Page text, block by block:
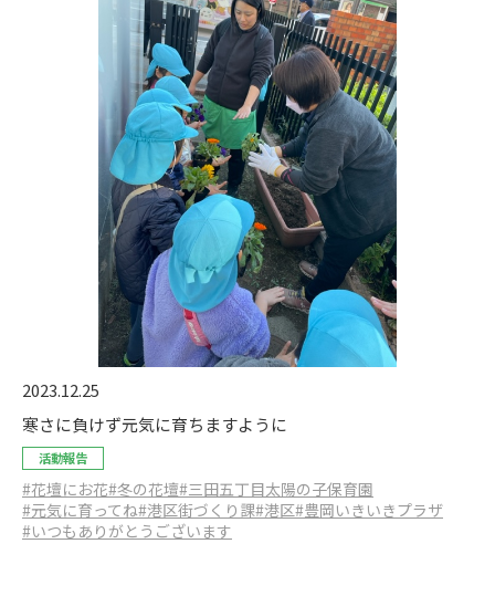
2023.12.25
寒さに負けず元気に育ちますように
活動報告
#花壇にお花#冬の花壇#三田五丁目太陽の子保育園
#元気に育ってね#港区街づくり課#港区#豊岡いきいきプラザ
#いつもありがとうございます